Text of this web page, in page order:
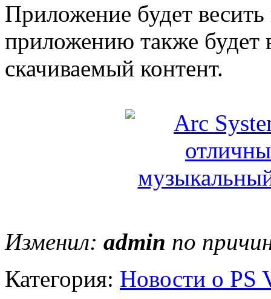
Приложение будет
приложению также будет
скачиваемый контент.
Изменил: admin по
Категория: Новости о PS